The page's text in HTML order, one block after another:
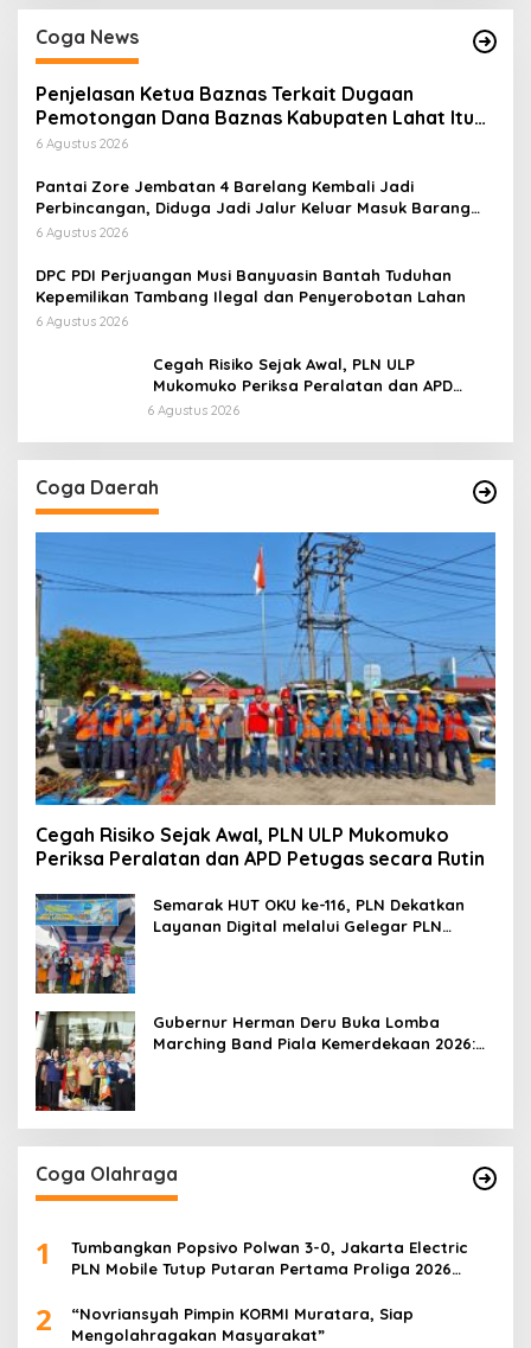
Coga News
Penjelasan Ketua Baznas Terkait Dugaan
Pemotongan Dana Baznas Kabupaten Lahat Itu
Tidak Benar
6 Agustus 2026
Pantai Zore Jembatan 4 Barelang Kembali Jadi
Perbincangan, Diduga Jadi Jalur Keluar Masuk Barang
Tanpa Dokumen Kepabeanan, Nama Berinisial WL
di Kawasan Pesisir
6 Agustus 2026
DPC PDI Perjuangan Musi Banyuasin Bantah Tuduhan
Kepemilikan Tambang Ilegal dan Penyerobotan Lahan
6 Agustus 2026
Cegah Risiko Sejak Awal, PLN ULP
Mukomuko Periksa Peralatan dan APD
Petugas secara Rutin
6 Agustus 2026
Coga Daerah
Cegah Risiko Sejak Awal, PLN ULP Mukomuko
Periksa Peralatan dan APD Petugas secara Rutin
Semarak HUT OKU ke-116, PLN Dekatkan
Layanan Digital melalui Gelegar PLN
Gubernur Herman Deru Buka Lomba
Marching Band Piala Kemerdekaan 2026:
Coga Olahraga
1
Tumbangkan Popsivo Polwan 3-0, Jakarta Electric
PLN Mobile Tutup Putaran Pertama Proliga 2026
2
“Novriansyah Pimpin KORMI Muratara, Siap
Mengolahragakan Masyarakat”